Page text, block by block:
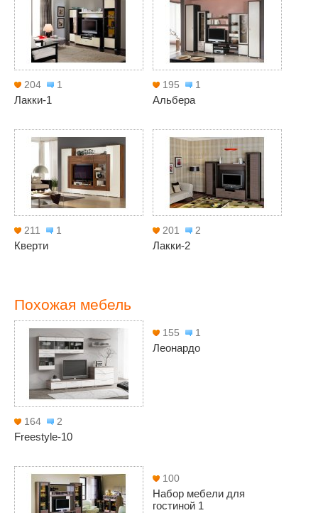
204 1
Лакки-1
195 1
Альбера
211 1
Кверти
201 2
Лакки-2
Похожая мебель
164 2
Freestyle-10
155 1
Леонардо
100
Набор мебели для
гостиной 1